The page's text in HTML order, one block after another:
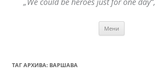
Мени
ТАГ АРХИВА: ВАРШАВА